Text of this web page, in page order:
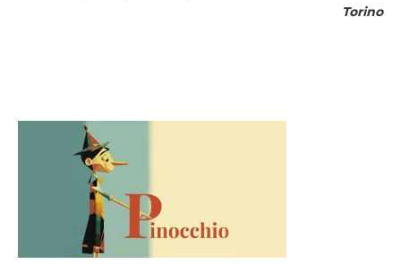
Torino